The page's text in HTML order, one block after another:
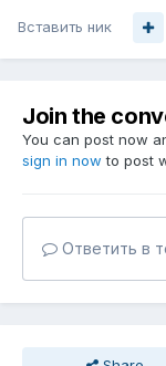
Вставить ник
Join the
You can post now
sign in now to post
Ответить в